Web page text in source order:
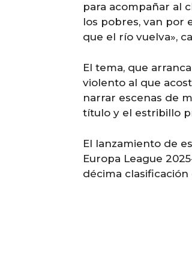
para acompañar al
los pobres, van por
que el río vuelva»,
El tema, que
violento al que
narrar escenas de
título y el estribillo
El lanzamiento de
Europa League
décima